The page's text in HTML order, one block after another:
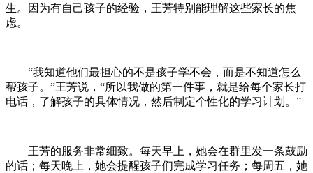
生。因为有自己孩子的经验，王芳特别能理解这些家长的焦
虑。
“我知道他们最担心的不是孩子学不会，而是不知道怎么
帮孩子。”王芳说，“所以我做的第一件事，就是给每个家长打
电话，了解孩子的具体情况，然后制定个性化的学习计划。”
王芳的服务非常细致。每天早上，她会在群里发一条鼓励
的话；每天晚上，她会提醒孩子们完成学习任务；每周五，她